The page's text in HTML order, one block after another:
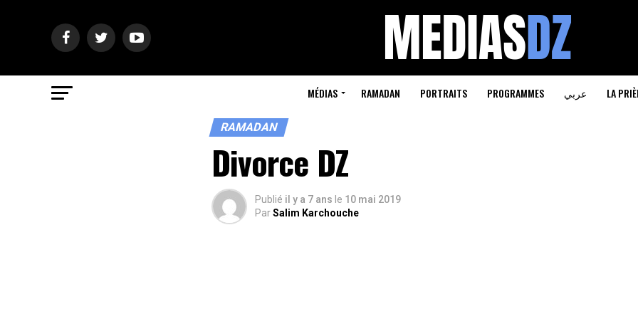
MÉDIAS RAMADAN PORTRAITS PROGRAMMES عربي LA
RAMADAN
Divorce DZ
Publié il y a 7 ans le 10 mai 2019
ParSalim Karchouche